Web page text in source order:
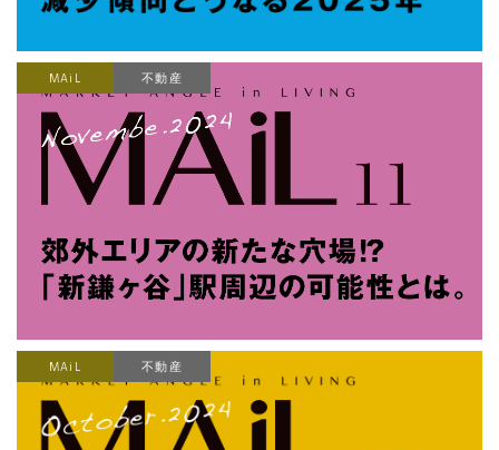
MAiL 不動産
MAiL 不動産